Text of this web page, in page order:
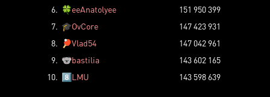
6. 🍀eeAnatolyee
151 950 399
7. 🎓OvCore
147 423 931
8.
🏓Vlad54
147 042 961
9. 🐨bastilia
143 602 165
10. 8️⃣LMU 143 598 639